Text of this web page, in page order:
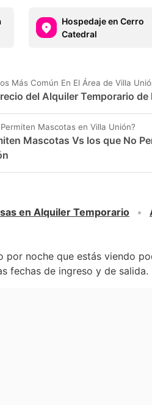
Hospedaje en Cerro
Catedral
Más Común En El Área de Villa
del Alquiler Temporario
Mascotas en Villa Unión?
Mascotas Vs los que No
en Alquiler Temporario
por noche que estás viendo
fechas de ingreso y de salida.